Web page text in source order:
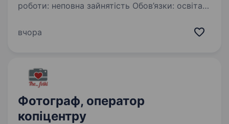
роботи: неповна зайнятість Обов’язки: освіта
вчора
Фотограф, оператор
копіцентру